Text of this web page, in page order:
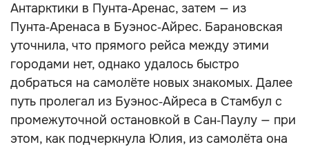
Антарктики в Пунта‑Аренас, затем — из
Пунта‑Аренаса в Буэнос‑Айрес. Барановская
уточнила, что прямого рейса между этими
городами нет, однако удалось быстро
добраться на самолёте новых знакомых. Далее
путь пролегал из Буэнос‑Айреса в Стамбул с
промежуточной остановкой в Сан‑Паулу — при
этом, как подчеркнула Юлия, из самолёта она